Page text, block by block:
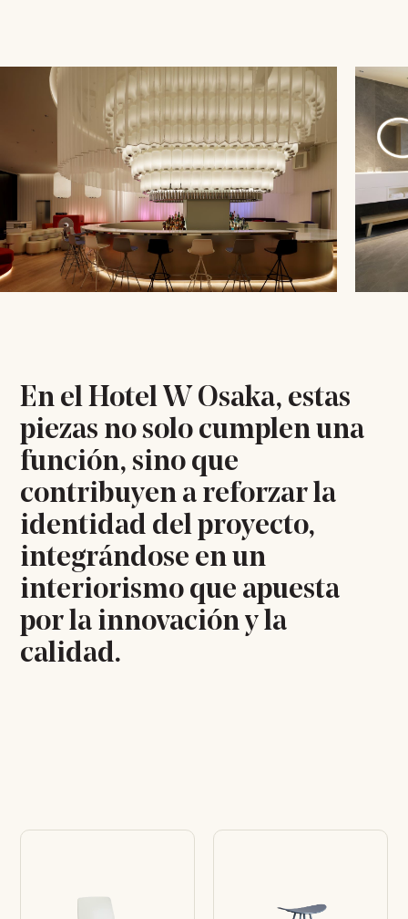
En el Hotel W Osaka, estas
piezas no solo cumplen una
función, sino que
contribuyen a reforzar la
identidad del proyecto,
integrándose en un
interiorismo que apuesta
por la innovación y la
calidad.